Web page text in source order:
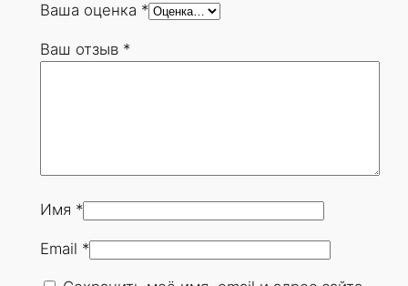
о
в
а
т
о
к
Ваша оценка *
Ваш отзыв *
Имя *
Email *